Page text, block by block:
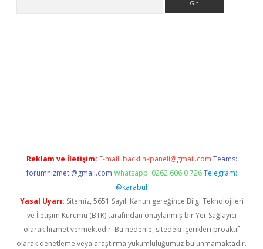
Reklam ve İletişim: E-mail: backlinkpaneli@gmail.com Teams:
forumhizmeti@gmail.com Whatsapp: 0262 606 0 726 Telegram:
@karabul
Yasal Uyarı: Sitemiz, 5651 Sayılı Kanun gereğince Bilgi Teknolojileri
ve İletişim Kurumu (BTK) tarafından onaylanmış bir Yer Sağlayıcı
olarak hizmet vermektedir. Bu nedenle, sitedeki içerikleri proaktif
olarak denetleme veya araştırma yükümlülüğümüz bulunmamaktadır.